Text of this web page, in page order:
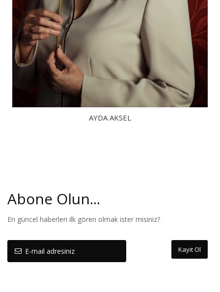
AYDA AKSEL
Abone Olun...
En güncel haberleri ilk gören olmak ister misiniz?
Kayıt Ol